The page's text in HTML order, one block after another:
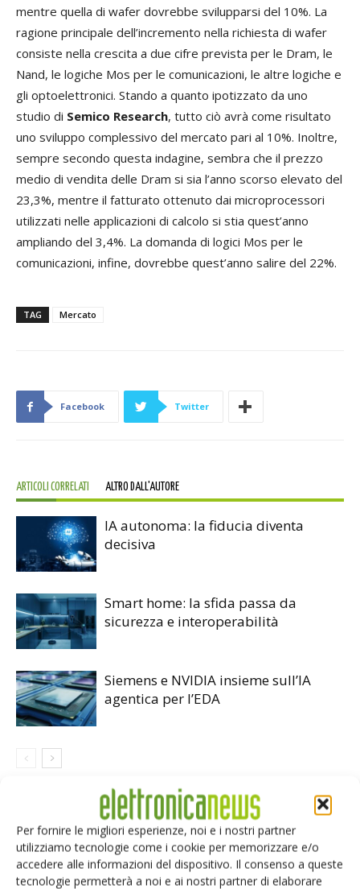
Per fornire le migliori esperienze, noi e i nostri partner
utilizziamo tecnologie come i cookie per memorizzare e/o
accedere alle informazioni del dispositivo. Il consenso a queste
tecnologie permetterà a noi e ai nostri partner di elaborare
mentre quella di wafer dovrebbe svilupparsi del 10%. La
ragione principale dell’incremento nella richiesta di wafer
consiste nella crescita a due cifre prevista per le Dram, le
Nand, le logiche Mos per le comunicazioni, le altre logiche e
gli optoelettronici. Stando a quanto ipotizzato da uno
studio di Semico Research, tutto ciò avrà come risultato
uno sviluppo complessivo del mercato pari al 10%. Inoltre,
sempre secondo questa indagine, sembra che il prezzo
medio di vendita delle Dram si sia l’anno scorso elevato del
23,3%, mentre il fatturato ottenuto dai microprocessori
utilizzati nelle applicazioni di calcolo si stia quest’anno
ampliando del 3,4%. La domanda di logici Mos per le
comunicazioni, infine, dovrebbe quest’anno salire del 22%.
TAG Mercato
Facebook Twitter
ARTICOLI CORRELATI ALTRO DALL'AUTORE
IA autonoma: la fiducia diventa
decisiva
Smart home: la sfida passa da
sicurezza e interoperabilità
Siemens e NVIDIA insieme sull’IA
agentica per l’EDA
LASCIA UN COMMENTO